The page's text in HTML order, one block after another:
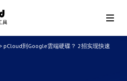
> pCloud到Google雲端硬碟？ 2招实现快速